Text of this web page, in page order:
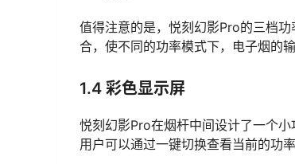
值得注意的是，悦刻幻影Pro的三档
合，使不同的功率模式下，电子烟的
1.4 彩色显示屏
悦刻幻影Pro在烟杆中间设计了一个
用户可以通过一键切换查看当前的功